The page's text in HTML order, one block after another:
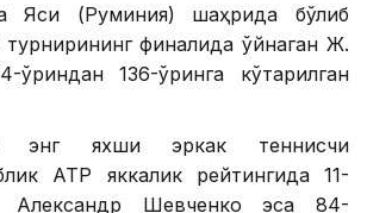
Яси (Руминия) шаҳрида бўлиб
финалида ўйнаган Ж.
ўриндан 136-ўринга кўтарилган
энг яхши эркак теннисчи
АТР яккалик рейтингида 11-
Александр Шевченко эса 84-